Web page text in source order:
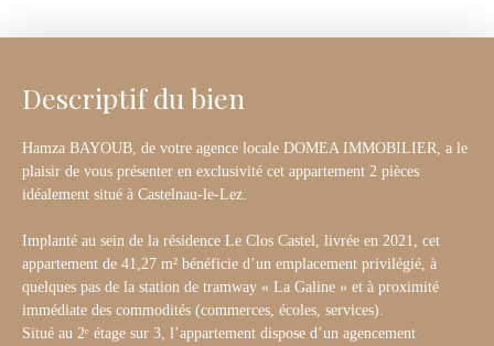
Descriptif du bien
Hamza BAYOUB, de votre agence locale DOMEA IMMOBILIER, a le
plaisir de vous présenter en exclusivité cet appartement 2 pièces
idéalement situé à Castelnau-le-Lez.
Implanté au sein de la résidence Le Clos Castel, livrée en 2021, cet
appartement de 41,27 m² bénéficie d’un emplacement privilégié, à
quelques pas de la station de tramway « La Galine » et à proximité
immédiate des commodités (commerces, écoles, services).
Situé au 2ᵉ étage sur 3, l’appartement dispose d’un agencement